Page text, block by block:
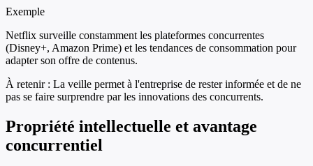
Exemple
Netflix surveille constamment les plateformes concurrentes
(Disney+, Amazon Prime) et les tendances de consommation pour
adapter son offre de contenus.
À retenir : La veille permet à l'entreprise de rester informée et de ne
pas se faire surprendre par les innovations des concurrents.
Propriété intellectuelle et avantage
concurrentiel